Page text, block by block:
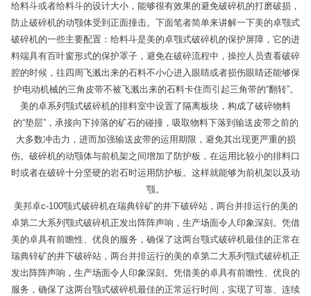
给料斗或者给料斗的设计大小，能够很有效果的避免破碎机的打磨破损，
防止破碎机的动颚体受到正面撞击。下面笔者简单来讲解一下美的卓颚式
破碎机的一些主要配置：给料斗是美的卓颚式破碎机的保护屏障，它的进
料端具有百叶窗形式的保护罩子，避免在破碎流程中，操控人员查看破碎
腔的时候，往四周飞溅出来的石料不小心进入眼睛或者损伤眼睛还能够保
护电动机械的三角皮带不被飞溅出来的石料卡住而引起三角带的“翻转”。
美的卓系列颚式破碎机的排料室中设置了隔离板块，构成了破碎物料
的“垫层”，承接向下掉落的矿石的碰撞，吸取物料下落到输送皮带之前的
大多数冲击力，进而加强输送皮带的运用期限，避免其出现更严重的损
伤。破碎机的动颚体与前机架之间增加了防护板，在运用比较小的排料口
时或者在破碎十分坚硬的岩石时运用防护板。这样就能够为前机架以及动
颚。
美邦卓c-100颚式破碎机在瑞典锌矿的井下破碎站，两台并排运行的美的
卓第二大系列颚式破碎机正发出阵阵声响，生产场面令人印象深刻。凭借
美的卓具有前瞻性、优良的服务，确保了这两台颚式破碎机最佳的正常在
瑞典锌矿的井下破碎站，两台并排运行的美的卓第二大系列颚式破碎机正
发出阵阵声响，生产场面令人印象深刻。凭借美的卓具有前瞻性、优良的
服务，确保了这两台颚式破碎机最佳的正常运行时间，实现了可靠、连续